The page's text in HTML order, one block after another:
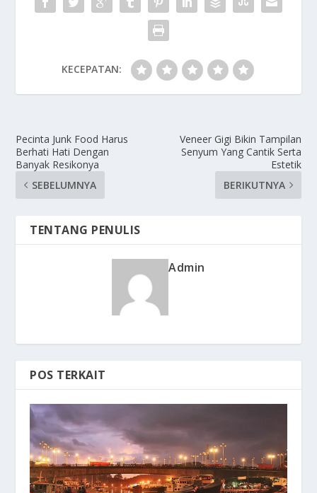
KECEPATAN:
Pecinta Junk Food Harus
Berhati Hati Dengan
Banyak Resikonya
SEBELUMNYA
Veneer Gigi Bikin Tampilan
Senyum Yang Cantik Serta
Estetik
BERIKUTNYA
TENTANG PENULIS
Admin
POS TERKAIT